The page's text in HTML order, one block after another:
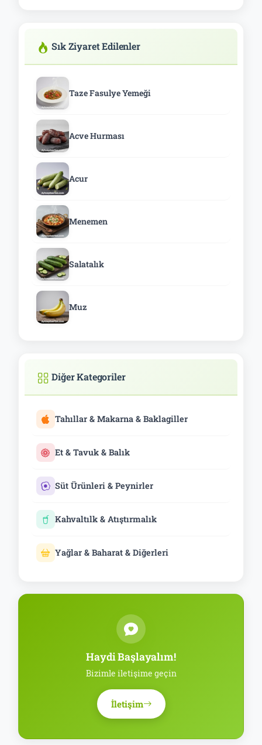
Sık Ziyaret Edilenler
Taze Fasulye Yemeği
Acve Hurması
Acur
Menemen
Salatalık
Muz
Diğer Kategoriler
Tahıllar & Makarna & Baklagiller
Et & Tavuk & Balık
Süt Ürünleri & Peynirler
Kahvaltılk & Atıştırmalık
Yağlar & Baharat & Diğerleri
Haydi Başlayalım!
Bizimle iletişime geçin
İletişim